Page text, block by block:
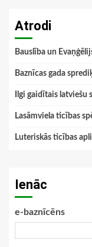
Atrodi
Bauslība un
Baznīcas gada
Ilgi gaidītais latviešu
Lasāmviela ticības
Luteriskās ticības
Ienāc
e-baznīcēns